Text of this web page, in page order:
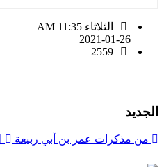
الثلاثاء AM 11:35
2021-01-26
الجديد
من مذكرات عمر بن أبي ربيعة